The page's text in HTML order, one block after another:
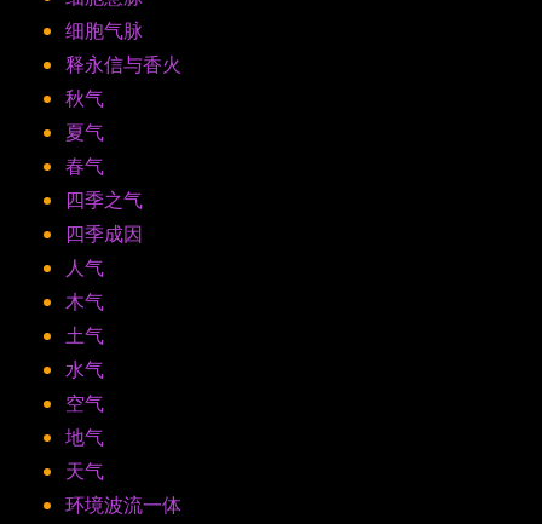
细胞气脉
释永信与香火
秋气
夏气
春气
四季之气
四季成因
人气
木气
土气
水气
空气
地气
天气
环境波流一体